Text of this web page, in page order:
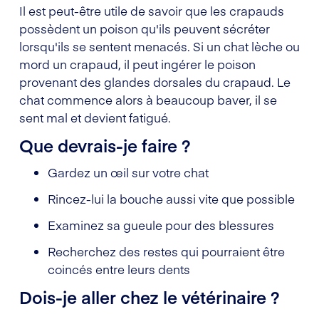
Il est peut-être utile de savoir que les crapauds
possèdent un poison qu'ils peuvent sécréter
lorsqu'ils se sentent menacés. Si un chat lèche ou
mord un crapaud, il peut ingérer le poison
provenant des glandes dorsales du crapaud. Le
chat commence alors à beaucoup baver, il se
sent mal et devient fatigué.
Que devrais-je faire ?
Gardez un œil sur votre chat
Rincez-lui la bouche aussi vite que possible
Examinez sa gueule pour des blessures
Recherchez des restes qui pourraient être
coincés entre leurs dents
Dois-je aller chez le vétérinaire ?